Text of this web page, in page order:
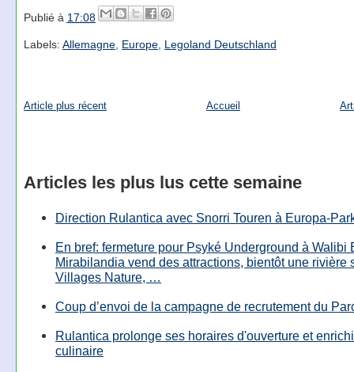
Publié à 17:08
Labels: Allemagne, Europe, Legoland Deutschland
Article plus récent Accueil
Articles les plus lus cette semaine
Direction Rulantica avec Snorri Touren à Europa-
En bref: fermeture pour Psyké Underground à Walibi
Mirabilandia vend des attractions, bientôt une rivière
Villages Nature, …
Coup d’envoi de la campagne de recrutement du
Rulantica prolonge ses horaires d'ouverture et
culinaire